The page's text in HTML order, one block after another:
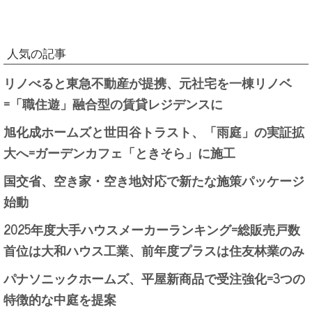
人気の記事
リノべると東急不動産が提携、元社宅を一棟リノベ
=「職住遊」融合型の賃貸レジデンスに
旭化成ホームズと世田谷トラスト、「雨庭」の実証拡
大へ=ガーデンカフェ「ときそら」に施工
国交省、空き家・空き地対応で新たな施策パッケージ
始動
2025年度大手ハウスメーカーランキング=総販売戸数
首位は大和ハウス工業、前年度プラスは住友林業のみ
パナソニックホームズ、平屋新商品で受注強化=3つの
特徴的な中庭を提案